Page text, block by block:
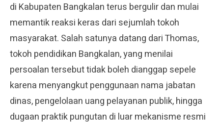
di Kabupaten Bangkalan terus bergulir dan mulai
memantik reaksi keras dari sejumlah tokoh
masyarakat. Salah satunya datang dari Thomas,
tokoh pendidikan Bangkalan, yang menilai
persoalan tersebut tidak boleh dianggap sepele
karena menyangkut penggunaan nama jabatan
dinas, pengelolaan uang pelayanan publik, hingga
dugaan praktik pungutan di luar mekanisme resmi